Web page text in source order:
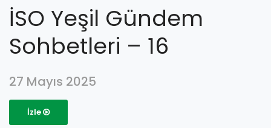
İSO Yeşil Gündem
Sohbetleri – 16
27 Mayıs 2025
İzle